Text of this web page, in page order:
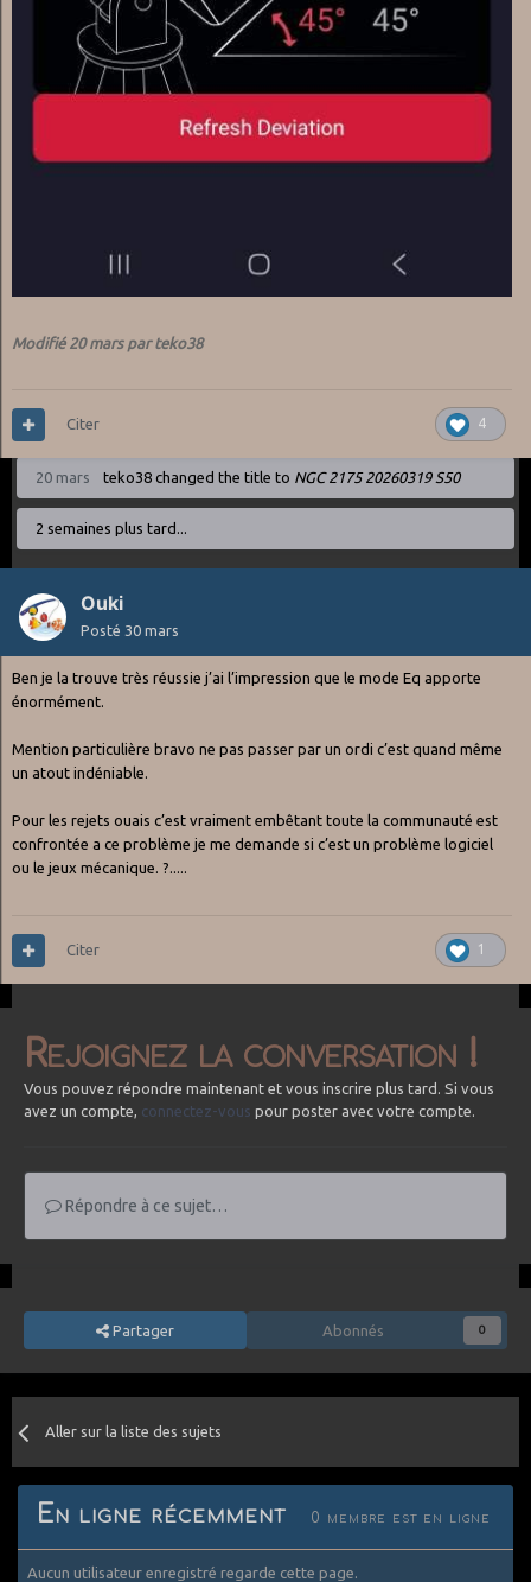
Modifié 20 marspar teko38
4
Citer
20 mars teko38 changed the title to NGC 2175 20260319 S50
2 semaines plus tard...
Ouki
Posté 30 mars
Ben je la trouve très réussie j’ai l’impression que le mode Eq apporte
énormément.
Mention particulière bravo ne pas passer par un ordi c’est quand même
un atout indéniable.
Pour les rejets ouais c’est vraiment embêtant toute la communauté est
confrontée a ce problème je me demande si c’est un problème logiciel
ou le jeux mécanique. ?.....
1
Citer
Rejoignez la conversation !
Vous pouvez répondre maintenant et vous inscrire plus tard. Si vous
avez un compte, connectez-vous pour poster avec votre compte.
Répondre à ce sujet…
Partager Abonnés 0
Aller sur la liste des sujets
En ligne récemment 0 membre est en ligne
Aucun utilisateur enregistré regarde cette page.